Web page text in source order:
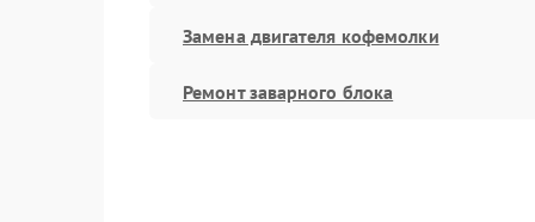
Замена двигателя кофемолки
Ремонт заварного блока